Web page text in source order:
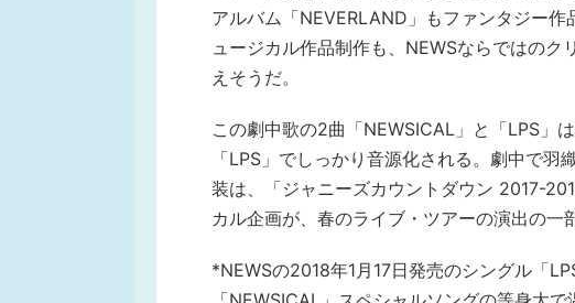
アルバム「NEVERLAND」もファンタジー
ュージカル作品制作も、NEWSならではの
えそうだ。
この劇中歌の2曲「NEWSICAL」と「LPS」
「LPS」でしっかり音源化される。劇中で
装は、「ジャニーズカウントダウン 2017-
カル企画が、春のライブ・ツアーの演出の一
*NEWSの2018年1月17日発売のシングル「